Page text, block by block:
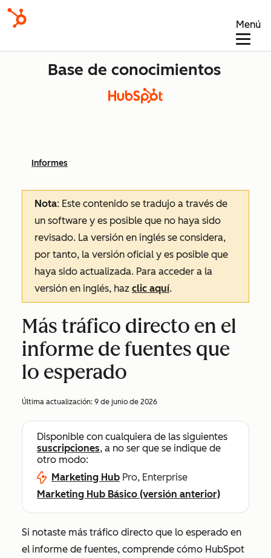
Menú
Base de conocimientos
Informes
Nota: Este contenido se tradujo a través de
un software y es posible que no haya sido
revisado. La versión en inglés se considera,
por tanto, la versión oficial y es posible que
haya sido actualizada. Para acceder a la
versión en inglés, haz clic aquí.
Más tráfico directo en el
informe de fuentes que
lo esperado
Última actualización: 9 de junio de 2026
Disponible con cualquiera de las siguientes
suscripciones, a no ser que se indique de
otro modo:
Marketing Hub Pro, Enterprise
Marketing Hub Básico (versión anterior)
Si notaste más tráfico directo que lo esperado en
el informe de fuentes, comprende cómo HubSpot